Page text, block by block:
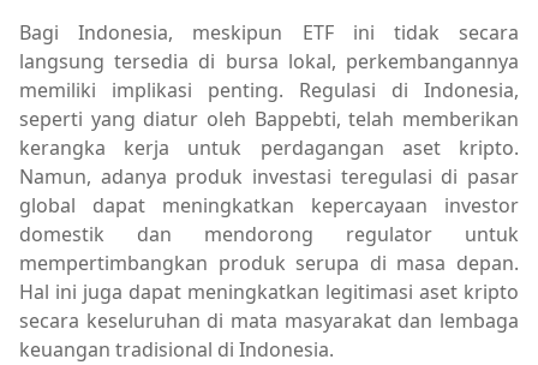
Bagi Indonesia, meskipun ETF ini tidak secara
langsung tersedia di bursa lokal, perkembangannya
memiliki implikasi penting. Regulasi di Indonesia,
seperti yang diatur oleh Bappebti, telah memberikan
kerangka kerja untuk perdagangan aset kripto.
Namun, adanya produk investasi teregulasi di pasar
global dapat meningkatkan kepercayaan investor
domestik dan mendorong regulator untuk
mempertimbangkan produk serupa di masa depan.
Hal ini juga dapat meningkatkan legitimasi aset kripto
secara keseluruhan di mata masyarakat dan lembaga
keuangan tradisional di Indonesia.